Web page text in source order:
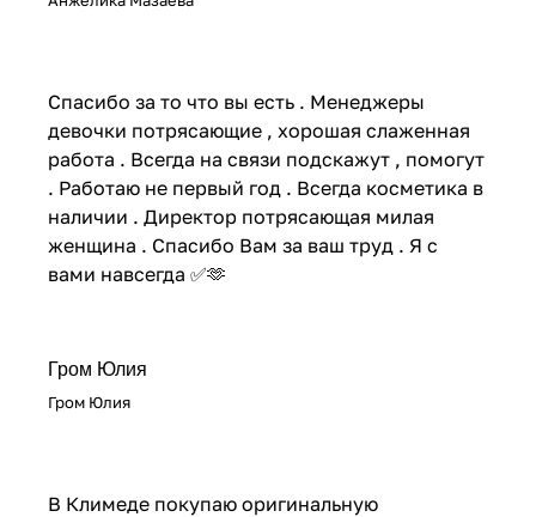
Спасибо за то что вы есть . Менеджеры
девочки потрясающие , хорошая слаженная
работа . Всегда на связи подскажут , помогут
. Работаю не первый год . Всегда косметика в
наличии . Директор потрясающая милая
женщина . Спасибо Вам за ваш труд . Я с
вами навсегда ✅🫶
Гром Юлия
Гром Юлия
В Климеде покупаю оригинальную